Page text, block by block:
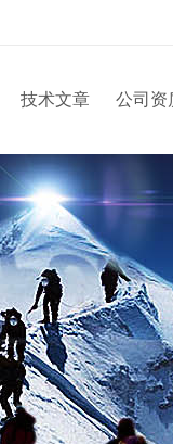
技术文章 公司资